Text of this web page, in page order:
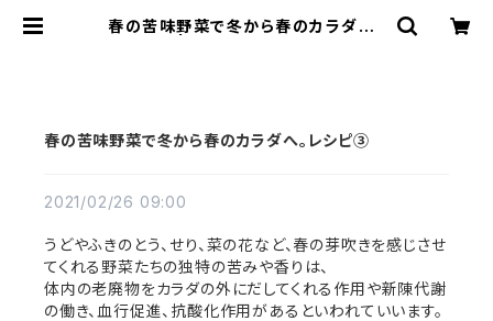
春の苦味野菜で冬から春のカラダへ。
春の苦味野菜で冬から春のカラダへ。レシピ③
2021/02/26 09:00
うどやふきのとう、せり、菜の花など、春の芽吹きを感じさせ
てくれる野菜たちの独特の苦みや香りは、
体内の老廃物をカラダの外にだしてくれる作用や新陳代謝
の働き、血行促進、抗酸化作用があるといわれていいます。